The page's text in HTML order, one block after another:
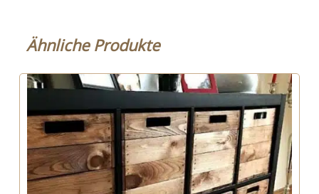
Ähnliche Produkte